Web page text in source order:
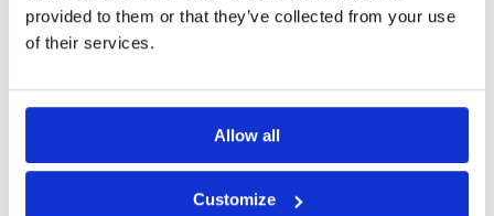
provided to them or that they’ve collected from your use
of their services.
Allow all
Customize